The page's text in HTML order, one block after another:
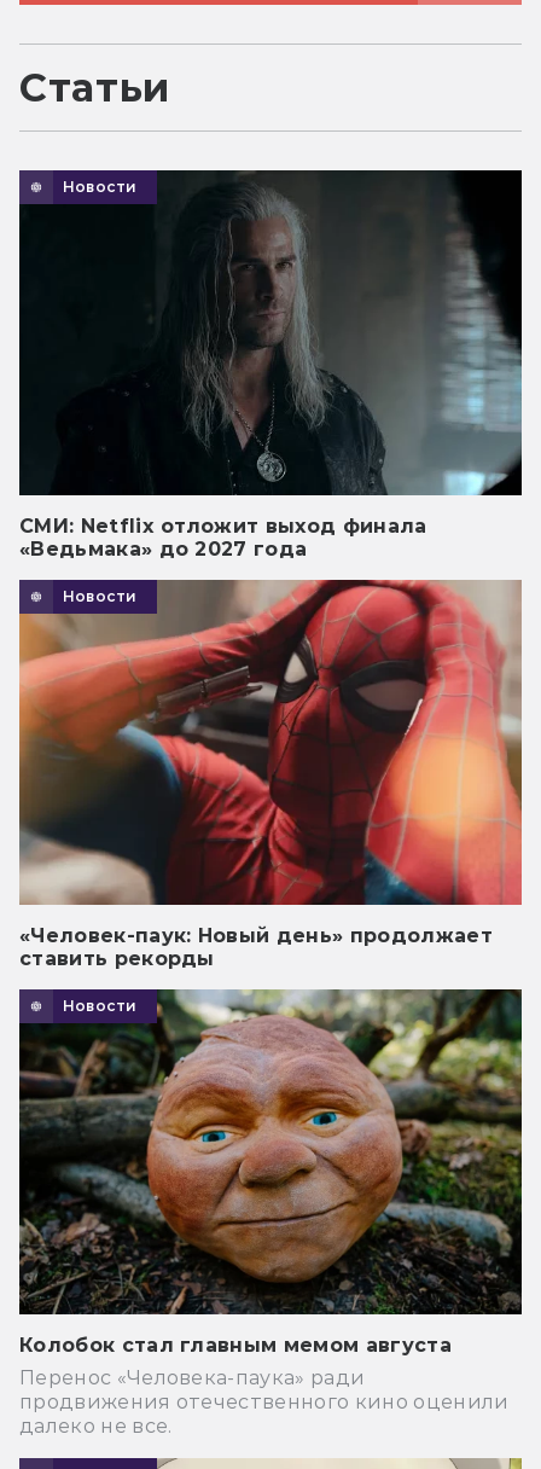
Статьи
Новости
СМИ: Netflix отложит выход финала
«Ведьмака» до 2027 года
Новости
«Человек-паук: Новый день» продолжает
ставить рекорды
Новости
Колобок стал главным мемом августа
Перенос «Человека-паука» ради
продвижения отечественного кино оценили
далеко не все.